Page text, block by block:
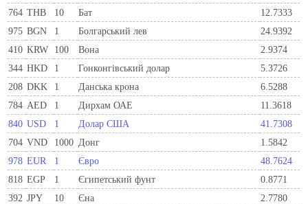
764 THB 10 Бат
12.7333
975 BGN 1 Болгарський лев
24.9392
410 KRW 100 Вона
2.9374
344 HKD 1 Гонконгівський долар
5.3726
208 DKK 1 Данська крона
6.5288
784 AED 1 Дирхам ОАЕ
11.3618
840 USD 1 Долар США
41.7308
704 VND 1000 Донг
1.5842
978 EUR 1 Євро
48.7624
818 EGP 1 Єгипетський фунт
0.8771
392 JPY 10 Єна
2.7780